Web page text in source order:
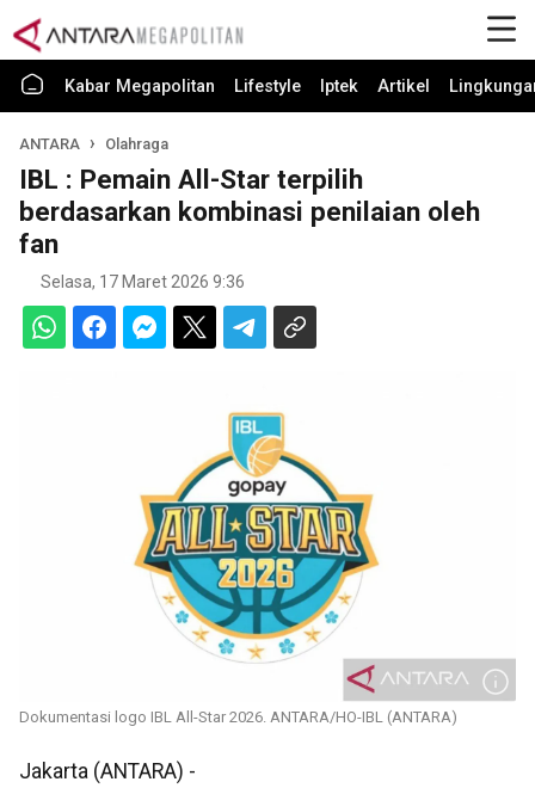
Kabar Megapolitan Lifestyle Iptek Artikel
ANTARA Olahraga
IBL : Pemain All-Star terpilih
berdasarkan kombinasi penilaian oleh
fan
Selasa, 17 Maret 2026 9:36
Dokumentasi logo IBL All-Star 2026. ANTARA/HO-IBL (ANTARA)
Jakarta (ANTARA) -